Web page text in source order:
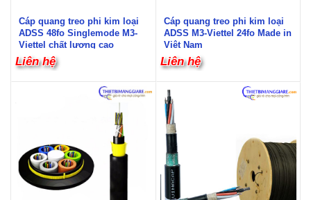
Cáp quang treo phi kim loại
ADSS 48fo Singlemode M3-
Viettel chất lượng cao
Liên hệ
Cáp quang treo phi kim loại
ADSS M3-Viettel 24fo Made in
Việt Nam
Liên hệ